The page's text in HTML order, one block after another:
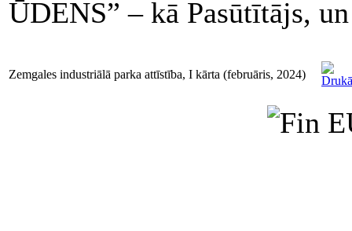
ŪDENS” – kā Pasūtītājs,
Zemgales industriālā parka attīstība, I kārta (februāris, 2024)